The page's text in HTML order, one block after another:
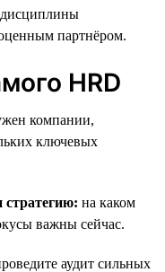
дисциплины
партнёром.
HRD
компании,
ключевых
стратегию: на каком
важны сейчас.
аудит сильных